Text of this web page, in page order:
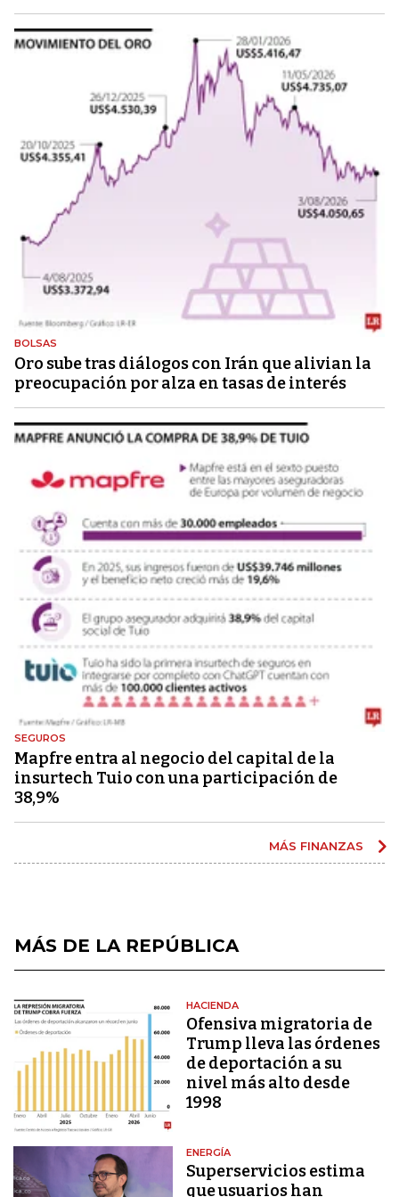
BOLSAS
Oro sube tras diálogos con Irán que alivian la
preocupación por alza en tasas de interés
SEGUROS
Mapfre entra al negocio del capital de la
insurtech Tuio con una participación de
38,9%
MÁS FINANZAS
MÁS DE LA REPÚBLICA
HACIENDA
Ofensiva migratoria de
Trump lleva las órdenes
de deportación a su
nivel más alto desde
1998
ENERGÍA
Superservicios estima
que usuarios han